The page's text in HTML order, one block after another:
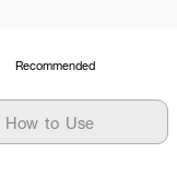
Recommended
How to Use